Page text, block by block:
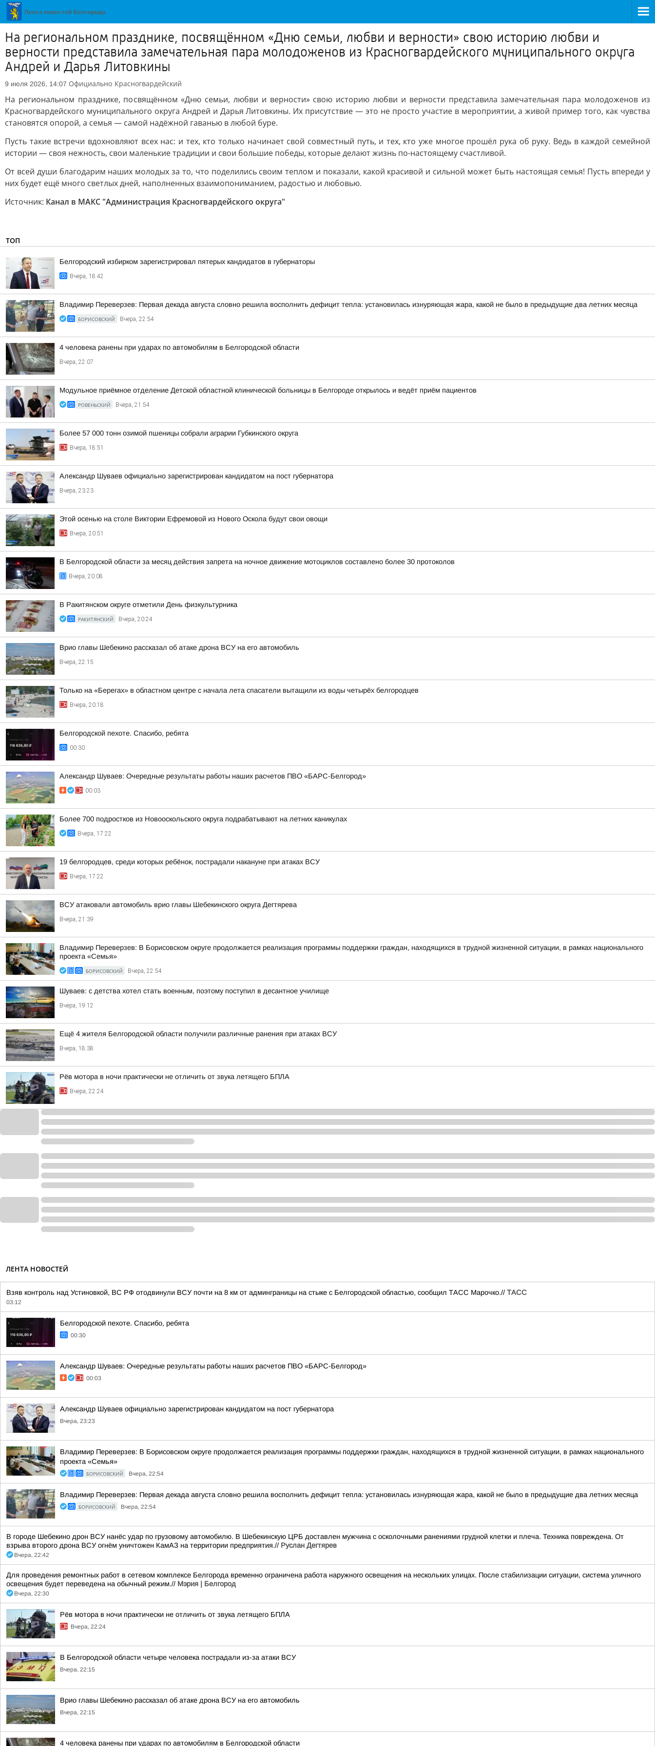
На региональном празднике, посвящённом «Дню семьи, любви и верности» свою историю любви и
верности представила замечательная пара молодоженов из Красногвардейского муниципального округа
Андрей и Дарья Литовкины
9 июля 2026, 14:07 Официально Красногвардейский
На региональном празднике, посвящённом «Дню семьи, любви и верности» свою историю любви и верности представила замечательная пара молодоженов из
Красногвардейского муниципального округа Андрей и Дарья Литовкины. Их присутствие — это не просто участие в мероприятии, а живой пример того, как чувства
становятся опорой, а семья — самой надёжной гаванью в любой буре.
Пусть такие встречи вдохновляют всех нас: и тех, кто только начинает свой совместный путь, и тех, кто уже многое прошёл рука об руку. Ведь в каждой семейной
истории — своя нежность, свои маленькие традиции и свои большие победы, которые делают жизнь по-настоящему счастливой.
От всей души благодарим наших молодых за то, что поделились своим теплом и показали, какой красивой и сильной может быть настоящая семья! Пусть впереди у
них будет ещё много светлых дней, наполненных взаимопониманием, радостью и любовью.
Источник: Канал в МАКС "Администрация Красногвардейского округа"
ТОП
Белгородский избирком зарегистрировал пятерых кандидатов в губернаторы
Вчера, 18:42
Владимир Переверзев: Первая декада августа словно решила восполнить дефицит тепла: установилась изнуряющая жара, какой не было в предыдущие два летних месяца
БОРИСОВСКИЙ Вчера, 22:54
4 человека ранены при ударах по автомобилям в Белгородской области
Вчера, 22:07
Модульное приёмное отделение Детской областной клинической больницы в Белгороде открылось и ведёт приём пациентов
РОВЕНЬСКИЙ Вчера, 21:54
Более 57 000 тонн озимой пшеницы собрали аграрии Губкинского округа
Вчера, 18:51
Александр Шуваев официально зарегистрирован кандидатом на пост губернатора
Вчера, 23:23
Этой осенью на столе Виктории Ефремовой из Нового Оскола будут свои овощи
Вчера, 20:51
В Белгородской области за месяц действия запрета на ночное движение мотоциклов составлено более 30 протоколов
Вчера, 20:08
В Ракитянском округе отметили День физкультурника
РАКИТЯНСКИЙ Вчера, 20:24
Врио главы Шебекино рассказал об атаке дрона ВСУ на его автомобиль
Вчера, 22:15
Только на «Берегах» в областном центре с начала лета спасатели вытащили из воды четырёх белгородцев
Вчера, 20:18
Белгородской пехоте. Спасибо, ребята
00:30
Александр Шуваев: Очередные результаты работы наших расчетов ПВО «БАРС-Белгород»
00:03
Более 700 подростков из Новооскольского округа подрабатывают на летних каникулах
Вчера, 17:22
19 белгородцев, среди которых ребёнок, пострадали накануне при атаках ВСУ
Вчера, 17:22
ВСУ атаковали автомобиль врио главы Шебекинского округа Дегтярева
Вчера, 21:39
Владимир Переверзев: В Борисовском округе продолжается реализация программы поддержки граждан, находящихся в трудной жизненной ситуации, в рамках национального
проекта «Семья»
БОРИСОВСКИЙ Вчера, 22:54
Шуваев: с детства хотел стать военным, поэтому поступил в десантное училище
Вчера, 19:12
Ещё 4 жителя Белгородской области получили различные ранения при атаках ВСУ
Вчера, 18:38
Рёв мотора в ночи практически не отличить от звука летящего БПЛА
Вчера, 22:24
ЛЕНТА НОВОСТЕЙ
Взяв контроль над Устиновкой, ВС РФ отодвинули ВСУ почти на 8 км от админграницы на стыке с Белгородской областью, сообщил ТАСС Марочко.// ТАСС
03:12
Белгородской пехоте. Спасибо, ребята
00:30
Александр Шуваев: Очередные результаты работы наших расчетов ПВО «БАРС-Белгород»
00:03
Александр Шуваев официально зарегистрирован кандидатом на пост губернатора
Вчера, 23:23
Владимир Переверзев: В Борисовском округе продолжается реализация программы поддержки граждан, находящихся в трудной жизненной ситуации, в рамках национального
проекта «Семья»
БОРИСОВСКИЙ Вчера, 22:54
Владимир Переверзев: Первая декада августа словно решила восполнить дефицит тепла: установилась изнуряющая жара, какой не было в предыдущие два летних месяца
БОРИСОВСКИЙ Вчера, 22:54
В городе Шебекино дрон ВСУ нанёс удар по грузовому автомобилю. В Шебекинскую ЦРБ доставлен мужчина с осколочными ранениями грудной клетки и плеча. Техника повреждена. От
взрыва второго дрона ВСУ огнём уничтожен КамАЗ на территории предприятия.// Руслан Дегтярев
Вчера, 22:42
Для проведения ремонтных работ в сетевом комплексе Белгорода временно ограничена работа наружного освещения на нескольких улицах. После стабилизации ситуации, система уличного
освещения будет переведена на обычный режим.// Мэрия | Белгород
Вчера, 22:30
Рёв мотора в ночи практически не отличить от звука летящего БПЛА
Вчера, 22:24
В Белгородской области четыре человека пострадали из-за атаки ВСУ
Вчера, 22:15
Врио главы Шебекино рассказал об атаке дрона ВСУ на его автомобиль
Вчера, 22:15
4 человека ранены при ударах по автомобилям в Белгородской области